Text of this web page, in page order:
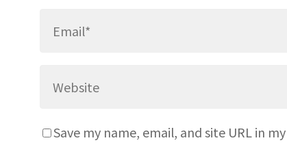
Save my name, email, and site URL in